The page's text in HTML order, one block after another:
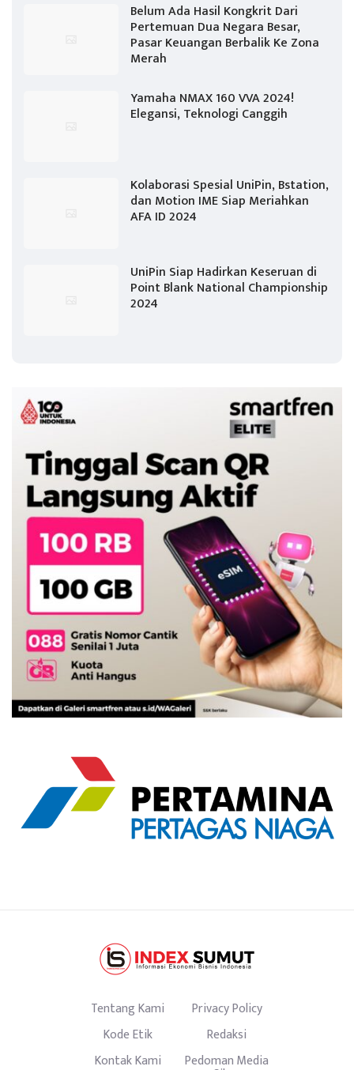
Belum Ada Hasil Kongkrit Dari
Pertemuan Dua Negara Besar,
Pasar Keuangan Berbalik Ke Zona
Merah
Yamaha NMAX 160 VVA 2024!
Elegansi, Teknologi Canggih
Kolaborasi Spesial UniPin, Bstation,
dan Motion IME Siap Meriahkan
AFA ID 2024
UniPin Siap Hadirkan Keseruan di
Point Blank National Championship
2024
Tentang Kami
Privacy Policy
Kode Etik
Redaksi
Kontak Kami
Pedoman Media